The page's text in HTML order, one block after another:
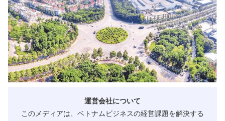
運営会社について
このメディアは、ベトナムビジネスの経営課題を解決する